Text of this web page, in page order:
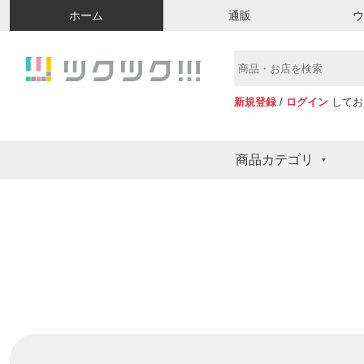
ホーム 通販
新規登録 / ログイン して
商品カテゴリ